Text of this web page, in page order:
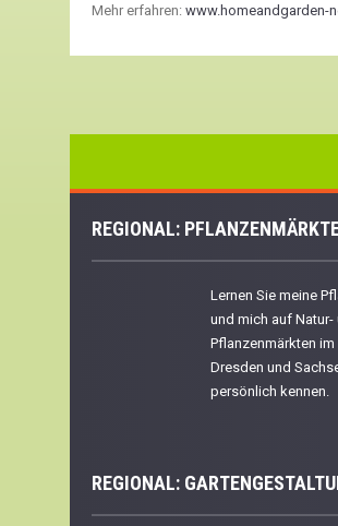
Mehr erfahren: www.homeandgarden-
REGIONAL:
Lernen Sie meine
und mich auf Natur-
Pflanzenmärkten im
Dresden und
persönlich kennen.
REGIONAL: